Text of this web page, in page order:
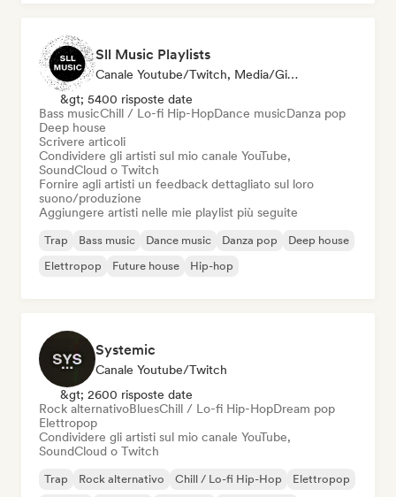
Sll Music Playlists
Canale Youtube/Twitch, Media/Giornalista, Curatore Di Playlist, Esperto Del Suono
&gt; 5400 risposte date
Bass musicChill / Lo-fi Hip-HopDance musicDanza pop
Deep house
Scrivere articoli
Condividere gli artisti sul mio canale YouTube,
SoundCloud o Twitch
Fornire agli artisti un feedback dettagliato sul loro
suono/produzione
Aggiungere artisti nelle mie playlist più seguite
Trap Bass music Dance music Danza pop
Deep house
Elettropop
Future house Hip-hop
Systemic
Canale Youtube/Twitch
&gt; 2600 risposte date
Rock alternativoBluesChill / Lo-fi Hip-HopDream pop
Elettropop
Condividere gli artisti sul mio canale YouTube,
SoundCloud o Twitch
Trap Rock alternativo Chill / Lo-fi Hip-Hop
Elettropop